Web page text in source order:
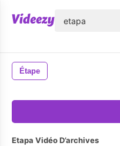
Étape
Etapa Vidéo D’archives